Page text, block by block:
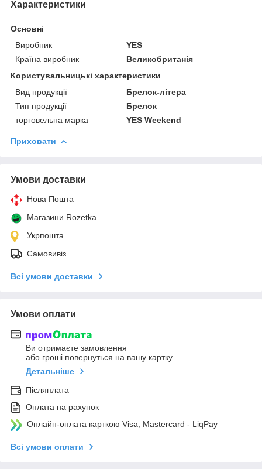
Характеристики
Основні
Виробник
YES
Країна виробник
Великобританія
Користувальницькі характеристики
Вид продукції
Брелок-літера
Тип продукції
Брелок
торговельна марка
YES Weekend
Приховати
Умови доставки
Нова Пошта
Магазини Rozetka
Укрпошта
Самовивіз
Всі умови доставки
Умови оплати
Ви отримаєте замовлення
або гроші повернуться на вашу картку
Детальніше
Післяплата
Оплата на рахунок
Онлайн-оплата карткою Visa, Mastercard - LiqPay
Всі умови оплати